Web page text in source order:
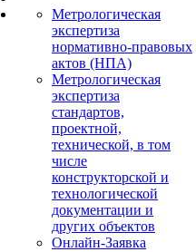
Метрологическая
экспертиза
нормативно-правовых
актов (НПА)
Метрологическая
экспертиза
стандартов,
проектной,
технической, в том
числе
конструкторской и
технологической
документации и
других объектов
Онлайн-Заявка